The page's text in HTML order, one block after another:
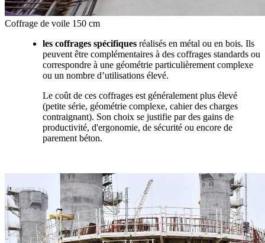
Coffrage de voile 150 cm
les coffrages spécifiques réalisés en métal ou en bois. Ils
peuvent être complémentaires à des coffrages standards ou
correspondre à une géométrie particulièrement complexe
ou un nombre d’utilisations élevé.
Le coût de ces coffrages est généralement plus élevé
(petite série, géométrie complexe, cahier des charges
contraignant). Son choix se justifie par des gains de
productivité, d'ergonomie, de sécurité ou encore de
parement béton.